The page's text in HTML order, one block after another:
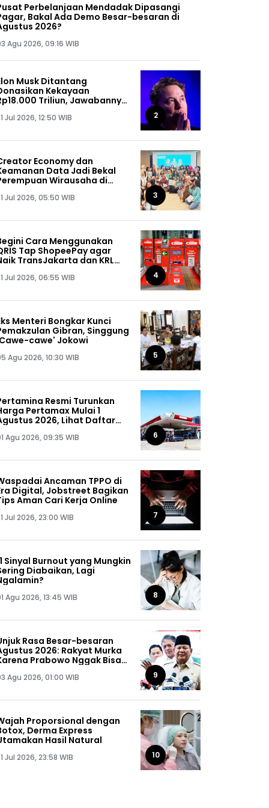
Perbelanjaan Mendadak Dipasangi
Bakal Ada Demo Besar-besaran di
2026?
Agu 2026, 09:16 WIB
Musk Ditantang
Kekayaan
Triliun, Jawabannya
Jul 2026, 12:50 WIB 2
Economy dan
Data Jadi Bekal
Wirausaha di
Jul 2026, 05:50 WIB 3
Cara Menggunakan
Tap ShopeePay agar
TransJakarta dan KRL
Jul 2026, 06:55 WIB 4
Menteri Bongkar Kunci
Gibran, Singgung
cawe' Jokowi
Agu 2026, 10:30 WIB 5
Resmi Turunkan
Pertamax Mulai 1
2026, Lihat Daftar
Agu 2026, 09:35 WIB 6
Ancaman TPPO di
Digital, Jobstreet Bagikan
Aman Cari Kerja Online
Jul 2026, 23:00 WIB 7
Sinyal Burnout yang Mungkin
Diabaikan, Lagi
Agu 2026, 13:45 WIB 8
Rasa Besar-besaran
2026: Rakyat Murka
Prabowo Nggak Bisa
Agu 2026, 01:00 WIB 9
Proporsional dengan
Derma Express
Hasil Natural
Jul 2026, 23:58 WIB 10